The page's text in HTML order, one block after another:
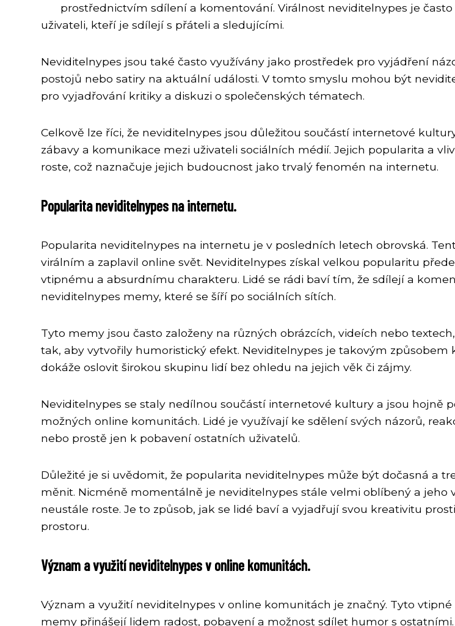
prostřednictvím sdílení a komentování. Virálnost neviditelnypes je
uživateli, kteří je sdílejí s přáteli a sledujícími.
Neviditelnypes jsou také často využívány jako prostředek pro vyjádření
postojů nebo satiry na aktuální události. V tomto smyslu mohou být
pro vyjadřování kritiky a diskuzi o společenských tématech.
Celkově lze říci, že neviditelnypes jsou důležitou součástí internetové
zábavy a komunikace mezi uživateli sociálních médií. Jejich popularita a
roste, což naznačuje jejich budoucnost jako trvalý fenomén na internetu.
Popularita neviditelnypes na internetu.
Popularita neviditelnypes na internetu je v posledních letech obrovská.
virálním a zaplavil online svět. Neviditelnypes získal velkou popularitu
vtipnému a absurdnímu charakteru. Lidé se rádi baví tím, že sdílejí a
neviditelnypes memy, které se šíří po sociálních sítích.
Tyto memy jsou často založeny na různých obrázcích, videích nebo
tak, aby vytvořily humoristický efekt. Neviditelnypes je takovým způsobem
dokáže oslovit širokou skupinu lidí bez ohledu na jejich věk či zájmy.
Neviditelnypes se staly nedílnou součástí internetové kultury a jsou hojně
možných online komunitách. Lidé je využívají ke sdělení svých názorů,
nebo prostě jen k pobavení ostatních uživatelů.
Důležité je si uvědomit, že popularita neviditelnypes může být dočasná a
měnit. Nicméně momentálně je neviditelnypes stále velmi oblíbený a jeho
neustále roste. Je to způsob, jak se lidé baví a vyjadřují svou kreativitu
prostoru.
Význam a využití neviditelnypes v online komunitách.
Význam a využití neviditelnypes v online komunitách je značný. Tyto
memy přinášejí lidem radost, pobavení a možnost sdílet humor s